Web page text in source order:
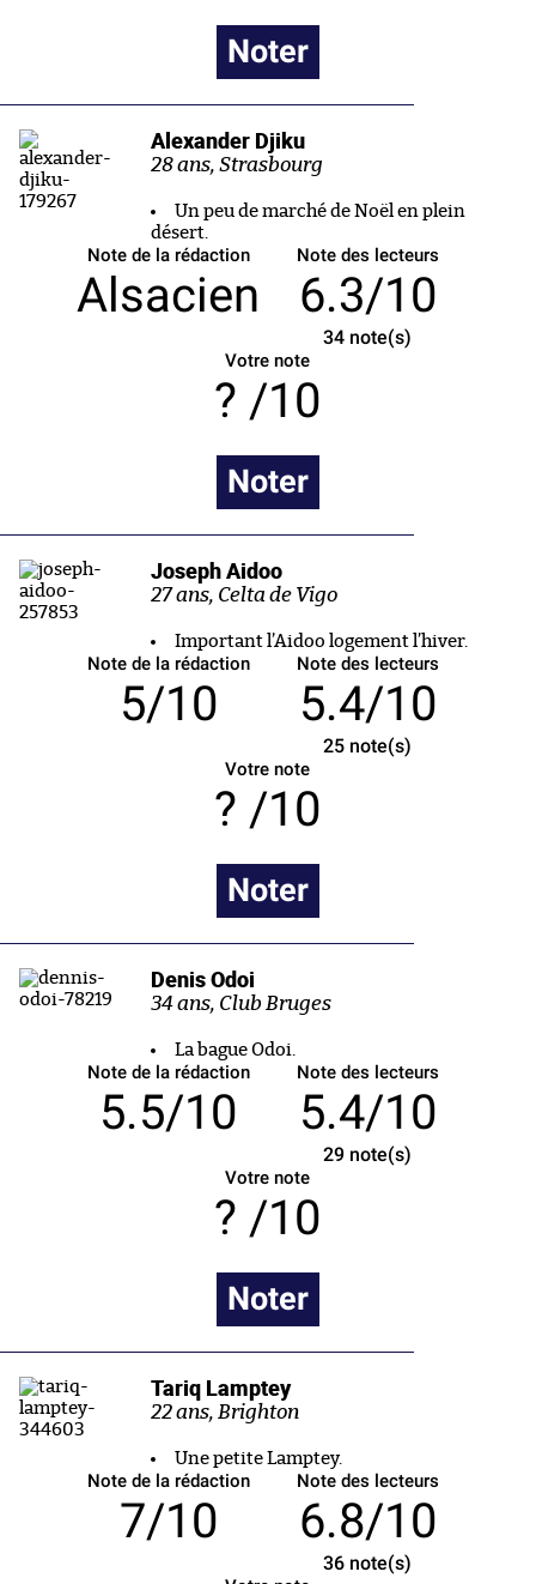
Noter
Alexander Djiku
28 ans, Strasbourg
Un peu de marché de Noël en plein
désert.
Note de la rédaction
Alsacien
Note des lecteurs
6.3/10
34 note(s)
Votre note
/10
Noter
Joseph Aidoo
27 ans, Celta de Vigo
Important l’Aidoo logement l’hiver.
Note de la rédaction
5/10
Note des lecteurs
5.4/10
25 note(s)
Votre note
/10
Noter
Denis Odoi
34 ans, Club Bruges
La bague Odoi.
Note de la rédaction
5.5/10
Note des lecteurs
5.4/10
29 note(s)
Votre note
/10
Noter
Tariq Lamptey
22 ans, Brighton
Une petite Lamptey.
Note de la rédaction
7/10
Note des lecteurs
6.8/10
36 note(s)